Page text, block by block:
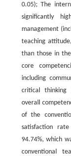
0.05); The
significantly
management
teaching
than those in
core
including
critical thinking
overall
of the
satisfaction
94.74%, which
conventional